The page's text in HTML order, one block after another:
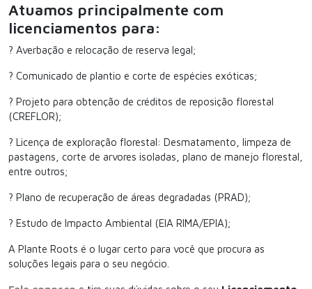
Atuamos principalmente com
licenciamentos para:
? Averbação e relocação de reserva legal;
? Comunicado de plantio e corte de espécies exóticas;
? Projeto para obtenção de créditos de reposição florestal
(CREFLOR);
? Licença de exploração florestal: Desmatamento, limpeza de
pastagens, corte de arvores isoladas, plano de manejo florestal,
entre outros;
? Plano de recuperação de áreas degradadas (PRAD);
? Estudo de Impacto Ambiental (EIA RIMA/EPIA);
A Plante Roots é o lugar certo para você que procura as
soluções legais para o seu negócio.